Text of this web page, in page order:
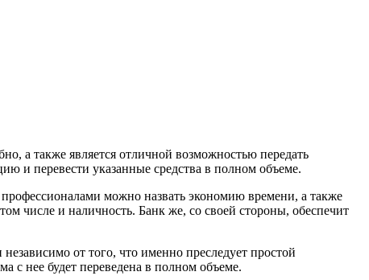
а также является отличной возможностью передать
и перевести указанные средства в полном объеме.
можно назвать экономию времени, а также
числе и наличность. Банк же, со своей стороны, обеспечит
от того, что именно преследует простой
с нее будет переведена в полном объеме.